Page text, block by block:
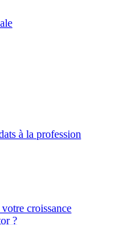
à la profession
croissance
?